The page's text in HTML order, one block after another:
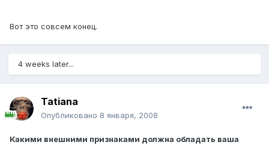
Вот это совсем конец.
4 weeks later...
Tatiana
Опубликовано 8 января, 2008
Какими внешними признаками должна обладать ваша